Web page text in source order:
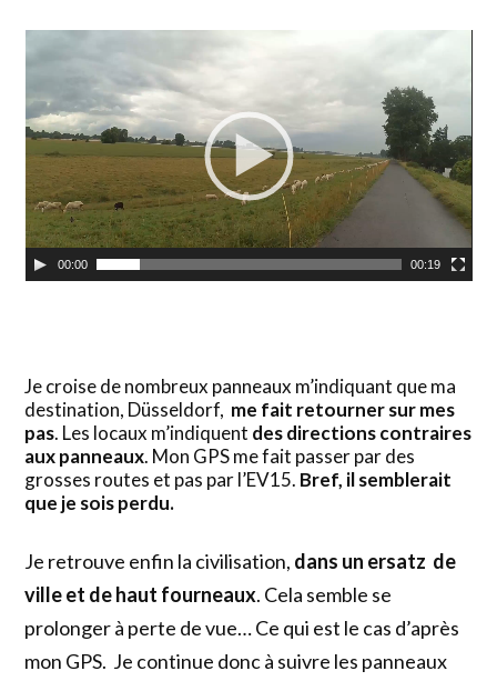
00:00 00:19
Je croise de nombreux panneaux m’indiquant que ma
destination, Düsseldorf, me fait retourner sur mes
pas. Les locaux m’indiquent des directions contraires
aux panneaux. Mon GPS me fait passer par des
grosses routes et pas par l’EV15. Bref, il semblerait
que je sois perdu.
Je retrouve enfin la civilisation, dans un ersatz de
ville et de haut fourneaux. Cela semble se
prolonger à perte de vue… Ce qui est le cas d’après
mon GPS. Je continue donc à suivre les panneaux